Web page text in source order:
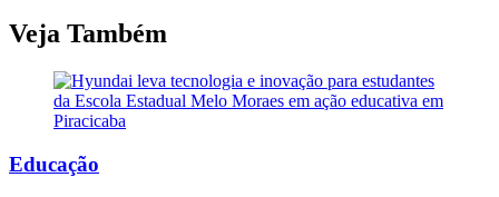
Veja Também
Educação